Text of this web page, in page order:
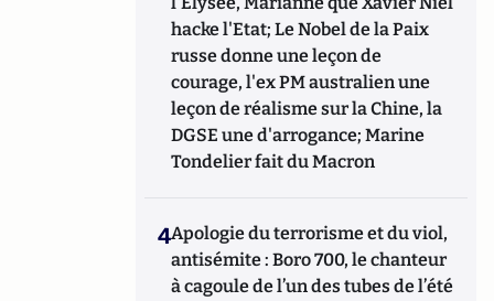
la Défense Nationale), les actions d'influence
et de contre-ingérence, les stratégies
d'attaques subversives adverses contre les
entreprises, au sein des prestigieux cycles
de formation en Intelligence Stratégique de
ces deux instituts. Il a également enseigné la
Géopolitique des Médias et de l'internet à
l’IFP (Institut Française de Presse) de
Master recherche « Médias et
Mondialisation ». Franck DeCloquement est
le coauteur du « Petit traité d’attaques
subversives contre les entreprises - Théorie
hacke l'Etat; Le Nobel de la Paix
russe donne une leçon de
courage, l'ex PM australien une
leçon de réalisme sur la Chine, la
DGSE une d'arrogance; Marine
Tondelier fait du Macron
4Apologie du terrorisme et du viol,
antisémite : Boro 700, le chanteur
à cagoule de l’un des tubes de l’été